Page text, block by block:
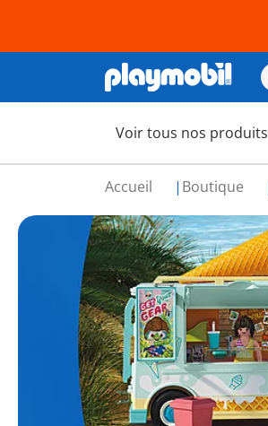
Voir tous nos produits
Accueil Boutique